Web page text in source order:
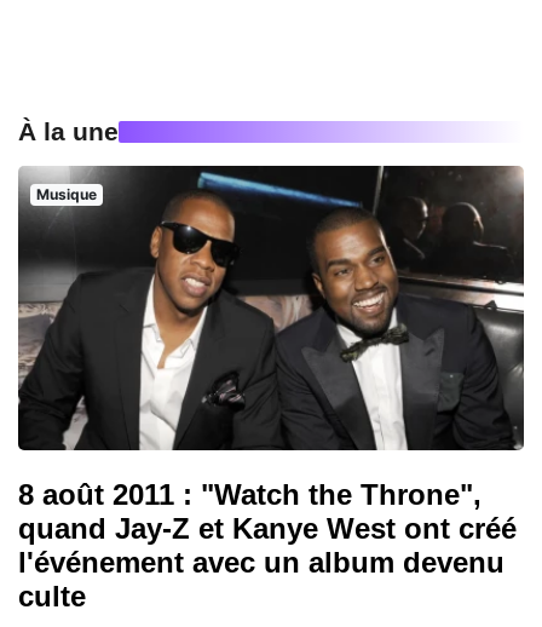
À la une
Musique
8 août 2011 : "Watch the Throne",
quand Jay-Z et Kanye West ont créé
l'événement avec un album devenu
culte